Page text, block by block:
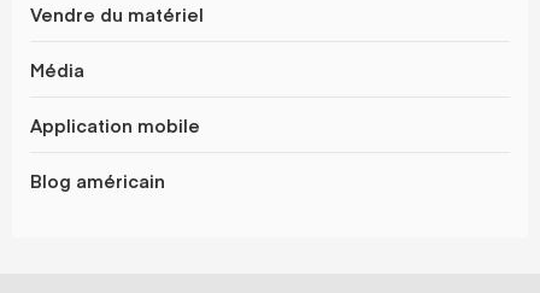
Vendre du matériel
Média
Application mobile
Blog américain